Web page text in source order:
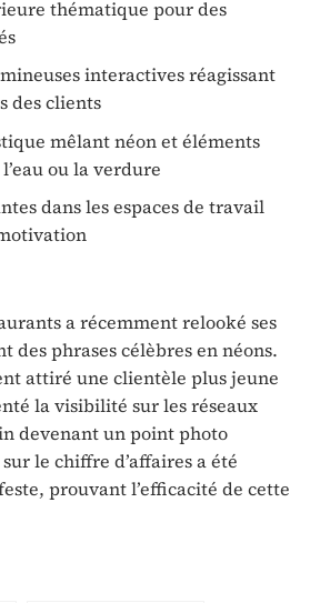
thématique pour des
interactives réagissant
des clients
mêlant néon et éléments
ou la verdure
dans les espaces de travail
a récemment relooké ses
des phrases célèbres en néons.
attiré une clientèle plus jeune
la visibilité sur les réseaux
devenant un point photo
le chiffre d’affaires a été
prouvant l’efficacité de cette